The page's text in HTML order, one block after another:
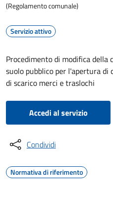
(Regolamento comunale)
Servizio attivo
Procedimento di modifica della
suolo pubblico per l'apertura
di scarico merci e traslochi
Accedi al servizio
Condividi
Normativa di riferimento